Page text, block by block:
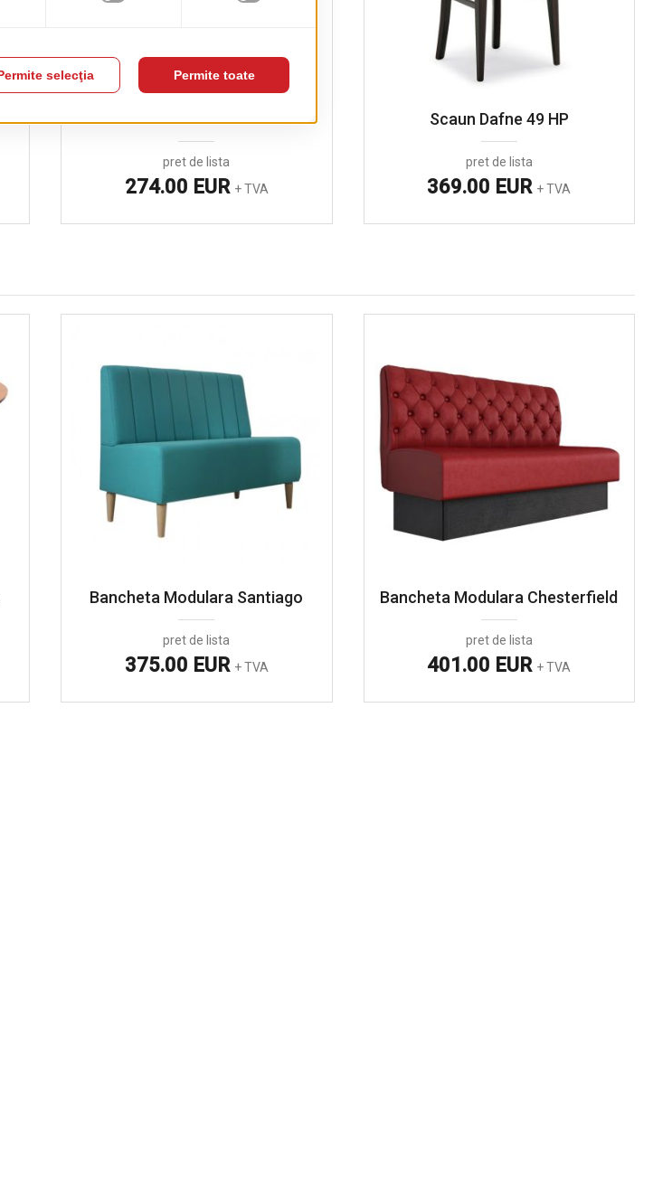
Scaun Dafne 49 H
pret de lista
274.00 EUR + TVA
Scaun Dafne 49 HP
pret de lista
369.00 EUR + TVA
Bancheta Modulara Santiago
pret de lista
375.00 EUR + TVA
Bancheta Modulara Chesterfield
pret de lista
401.00 EUR + TVA